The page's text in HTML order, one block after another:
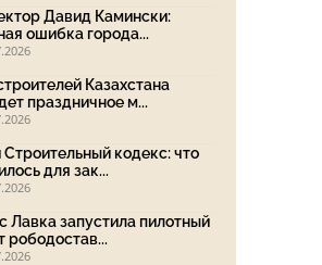
Давид Камински:
ошибка города...
Казахстана
праздничное м...
кодекс: что
для зак...
Лавка запустила пилотный
рободостав...